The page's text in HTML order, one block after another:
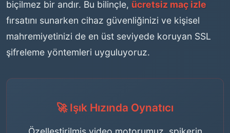
biçilmez bir andır. Bu bilinçle, ücretsiz maç izle
fırsatını sunarken cihaz güvenliğinizi ve kişisel
mahremiyetinizi de en üst seviyede koruyan SSL
şifreleme yöntemleri uyguluyoruz.
🚀 Işık Hızında Oynatıcı